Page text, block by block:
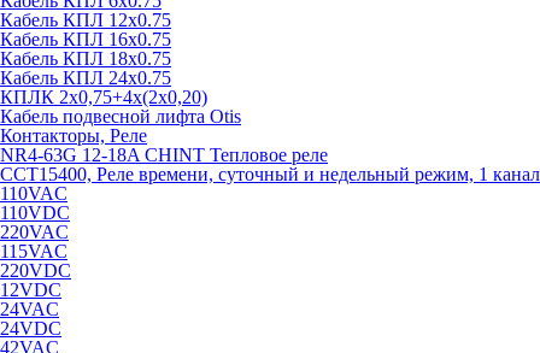
Кабель КПЛ 12х0.75
Кабель КПЛ 16х0.75
Кабель КПЛ 18х0.75
Кабель КПЛ 24х0.75
КПЛК 2х0,75+4х(2х0,20)
Кабель подвесной лифта Otis
Контакторы, Реле
NR4-63G 12-18A CHINT Тепловое реле
CCT15400, Реле времени, суточный и недельный режим, 1 канал
110VAC
110VDC
220VAC
115VAC
220VDC
12VDC
24VAC
24VDC
42VAC